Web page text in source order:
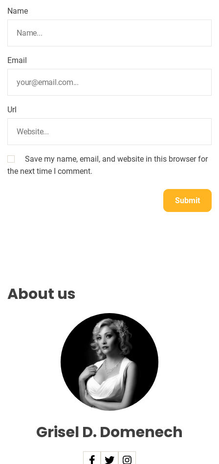
Name
Email
Url
Save my name, email, and website in this browser for
the next time I comment.
About us
Grisel D. Domenech